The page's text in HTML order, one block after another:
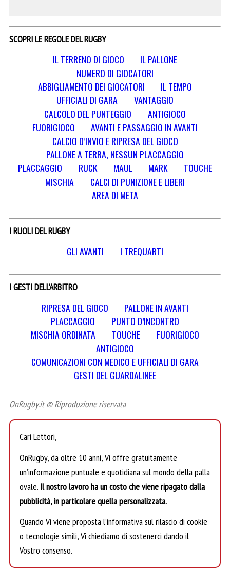
SCOPRI LE REGOLE DEL RUGBY
IL TERRENO DI GIOCO
IL PALLONE
NUMERO DI GIOCATORI
ABBIGLIAMENTO DEI GIOCATORI
IL TEMPO
UFFICIALI DI GARA
VANTAGGIO
CALCOLO DEL PUNTEGGIO
ANTIGIOCO
FUORIGIOCO
AVANTI E PASSAGGIO IN AVANTI
CALCIO D’INVIO E RIPRESA DEL GIOCO
PALLONE A TERRA, NESSUN PLACCAGGIO
PLACCAGGIO
RUCK MAUL MARK
TOUCHE
MISCHIA
CALCI DI PUNIZIONE E LIBERI
AREA DI META
I RUOLI DEL RUGBY
GLI AVANTI I TREQUARTI
I GESTI DELL’ARBITRO
RIPRESA DEL GIOCO
PALLONE IN AVANTI
PLACCAGGIO
PUNTO D’INCONTRO
MISCHIA ORDINATA
TOUCHE
FUORIGIOCO
ANTIGIOCO
COMUNICAZIONI CON MEDICO E UFFICIALI DI GARA
GESTI DEL GUARDALINEE
OnRugby.it © Riproduzione riservata
Cari Lettori,
OnRugby, da oltre 10 anni, Vi offre gratuitamente
un’informazione puntuale e quotidiana sul mondo della palla
ovale. Il nostro lavoro ha un costo che viene ripagato dalla
pubblicità, in particolare quella personalizzata.
Quando Vi viene proposta l’informativa sul rilascio di cookie
o tecnologie simili, Vi chiediamo di sostenerci dando il
Vostro consenso.